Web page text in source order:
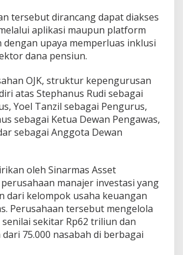
tersebut dirancang dapat diakses
aplikasi maupun platform
dengan upaya memperluas inklusi
dana pensiun.
OJK, struktur kepengurusan
atas Stephanus Rudi sebagai
Yoel Tanzil sebagai Pengurus,
sebagai Ketua Dewan Pengawas,
sebagai Anggota Dewan
oleh Sinarmas Asset
manajer investasi yang
dari kelompok usaha keuangan
Perusahaan tersebut mengelola
sekitar Rp62 triliun dan
75.000 nasabah di berbagai